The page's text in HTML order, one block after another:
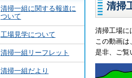
清掃一組に関する報道に
ついて
工場見学について
清掃一組リーフレット
清掃一組だより
清掃
清掃工場に
この動画は
是非、ご覧